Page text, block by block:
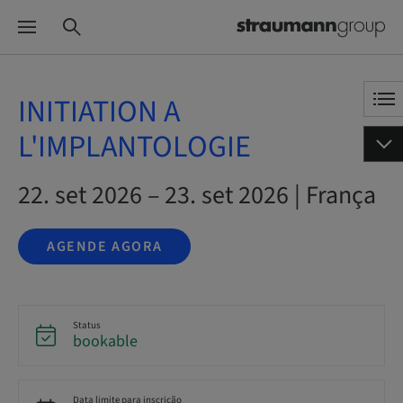
INITIATION A
L'IMPLANTOLOGIE
22. set 2026 – 23. set 2026 | França
AGENDE AGORA
Status
bookable
Data limite para inscrição